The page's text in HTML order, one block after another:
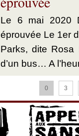
Le 6 mai 2020
éprouvée Le 1er
Parks, dite Rosa
d’un bus… A
0 3